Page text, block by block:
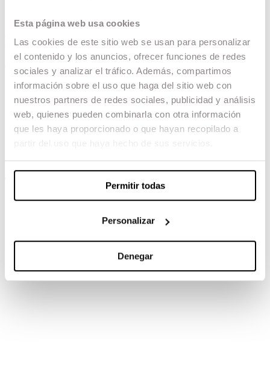
Esta página web usa cookies
Las cookies de este sitio web se usan para personalizar
el contenido y los anuncios, ofrecer funciones de redes
sociales y analizar el tráfico. Además, compartimos
información sobre el uso que haga del sitio web con
nuestros partners de redes sociales, publicidad y análisis
web, quienes pueden combinarla con otra información
que les haya proporcionado o que hayan recopilado a
Permitir todas
Personalizar
Denegar
Blue Rai
04.02.23 -
Dirección: Pedro B.Abreu
Guión: Pedro B.Abreu, Carlos Franco
Dirección de Producción: Laura Diego
Dirección de Fotografía: Maite Astiz
Dirección de Arte: Judit Ferrer
TAMBIÉN TE PUEDE INTERESAR